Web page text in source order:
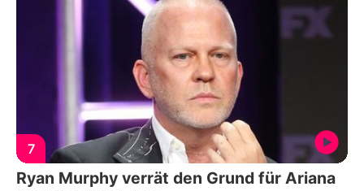
7
Ryan Murphy verrät den Grund für Ariana